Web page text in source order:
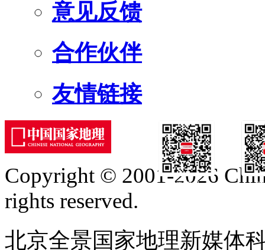
意见反馈
合作伙伴
友情链接
订阅号
Copyright © 2001-2026
rights reserved.
北京全景国家地理新媒体